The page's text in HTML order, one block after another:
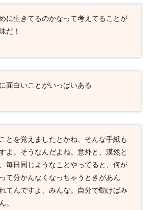
に生きてるのかなって考えてることが
だ！
面白いことがいっぱいある
とを覚えましたとかね、そんな手紙も
よ。そうなんだよね。意外と、漠然と
毎日同じようなことやってると、何が
て分かんなくなっちゃうときがあん
てんですよ、みんな。自分で動けばみ
。